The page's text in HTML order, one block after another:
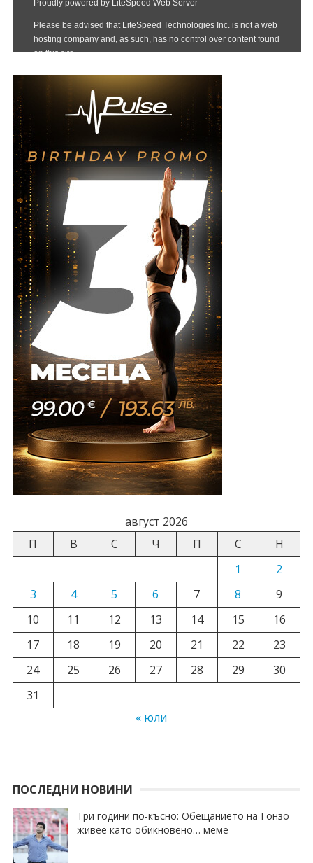
август 2026
П
В С Ч П С
Н
1
2
3
4 5 6 7 8
9
10
11 12 13 14 15
16
17
18 19 20 21 22
23
24
25 26 27 28 29
30
31
« юли
ПОСЛЕДНИ НОВИНИ
Три години по-късно: Обещанието на Гонзо
живее като обикновено… меме